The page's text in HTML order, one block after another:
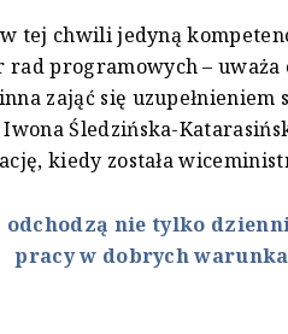
tej chwili jedyną
programowych – uważa
zająć się
Śledzińska-
kiedy została
odchodzą nie tylko
pracy w dobrych